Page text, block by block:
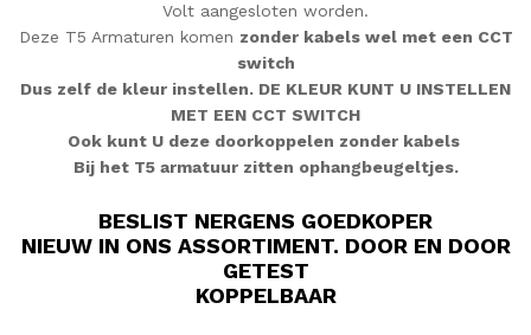
Volt aangesloten worden.
Deze T5 Armaturen komen zonder kabels wel met een CCT
switch
Dus zelf de kleur instellen. DE KLEUR KUNT U INSTELLEN
MET EEN CCT SWITCH
Ook kunt U deze doorkoppelen zonder kabels
Bij het T5 armatuur zitten ophangbeugeltjes.
BESLIST NERGENS GOEDKOPER
NIEUW IN ONS ASSORTIMENT. DOOR EN DOOR
GETEST
KOPPELBAAR